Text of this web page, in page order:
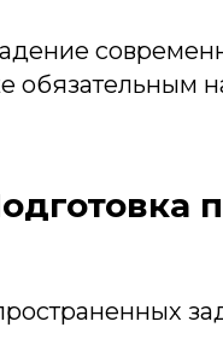
обязательным